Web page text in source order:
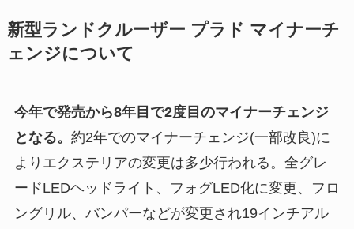
新型ランドクルーザー プラド マイナーチ
ェンジについて
今年で発売から8年目で2度目のマイナーチェンジ
となる。 約2年でのマイナーチェンジ(一部改良)に
よりエクステリアの変更は多少行われる。全グレ
ードLEDヘッドライト、フォグLED化に変更、フロ
ングリル、バンパーなどが変更され19インチアル